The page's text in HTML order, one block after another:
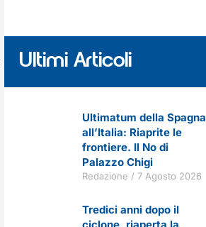
Ultimi Articoli
Ultimatum della Spagna
all’Italia: Riaprite le
frontiere. Il No di
Palazzo Chigi
Redazione 7 Agosto 2026
Tredici anni dopo il